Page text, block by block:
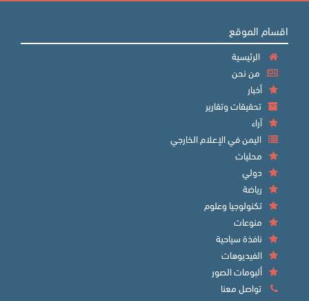
اقسام الموقع
الرئيسية
من نحن
أخبار
تحقيقات وتقارير
آراء
اليمن في الإعلام الخارجي
محليات
دولي
رياضة
تكنولوجيا وعلوم
منوعات
نافذة سياحية
الفيديوهات
ألبومات الصور
تواصل معنا